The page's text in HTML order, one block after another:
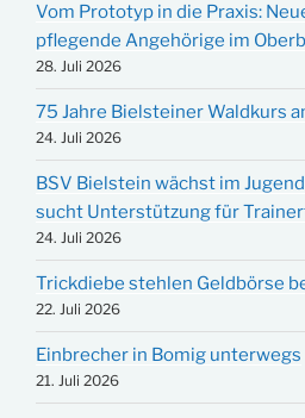
Vom Prototyp in die Praxis:
pflegende Angehörige im
28. Juli 2026
75 Jahre Bielsteiner Waldkurs
24. Juli 2026
BSV Bielstein wächst im
sucht Unterstützung für
24. Juli 2026
Trickdiebe stehlen Geldbörse
22. Juli 2026
Einbrecher in Bomig unterwegs
21. Juli 2026